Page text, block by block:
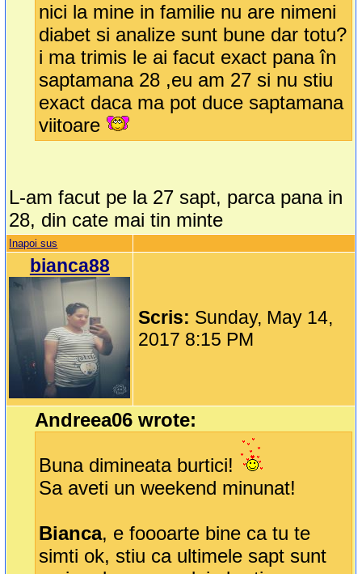
nici la mine in familie nu are nimeni
diabet si analize sunt bune dar totu?
i ma trimis le ai facut exact pana în
saptamana 28 ,eu am 27 si nu stiu
exact daca ma pot duce saptamana
viitoare
L-am facut pe la 27 sapt, parca pana in
28, din cate mai tin minte
Inapoi sus
bianca88
Scris: Sunday, May 14,
2017 8:15 PM
Andreea06 wrote:
Buna dimineata burtici!
Sa aveti un weekend minunat!
Bianca, e foooarte bine ca tu te
simti ok, stiu ca ultimele sapt sunt